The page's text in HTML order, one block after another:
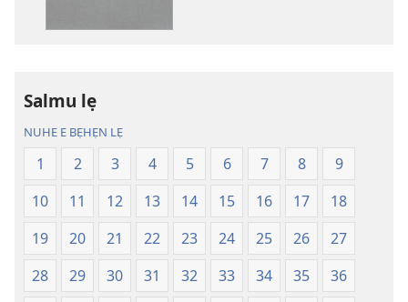
Lẹdogbedevomẹ
Aihọn
Yọyọ
Tọn
(Zinjẹgbonu
2015
Tọn)
Aihọn
Yọyọ
Tọn
(Zinjẹgbonu
2015
Tọn)
Salmu lẹ
NUHE E BẸHẸN LẸ
1 2 3 4 5 6 7 8
9
10
11 12 13 14 15 16 17
18
19
20 21 22 23 24 25 26
27
28
29 30 31 32 33 34 35
36